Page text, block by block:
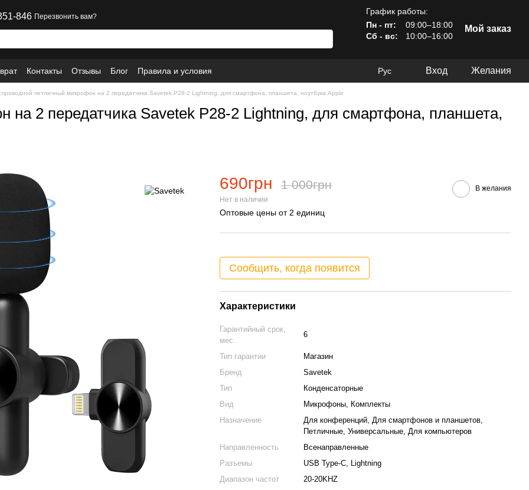
846 Перезвонить вам?
График работы:
Пн - пт:
09:00–18:00
Сб - вс:
10:00–16:00
Мой заказ
Контакты Отзывы Блог Правила и условия Рус Вход Желания
петличный микрофон на 2 передатчика Savetek P28-2 Lightning, для смартфона, планшета, ноутбука Apple
на 2 передатчика Savetek P28-2 Lightning, для смартфона, планшета,
690грн 1 000грн
Нет в наличии
В желания
Оптовые цены от 2 единиц
Сообщить, когда появится
Характеристики
Гарантийный срок,
мес.
6
Тип гарантии
Магазин
Бренд
Savetek
Тип
Конденсаторные
Вид
Микрофоны, Комплекты
Назначение
Для конференций, Для смартфонов и планшетов,
Петличные, Универсальные, Для компьютеров
Направленность
Всенаправленные
Разъемы
USB Type-C, Lightning
Диапазон частот
20-20KHZ